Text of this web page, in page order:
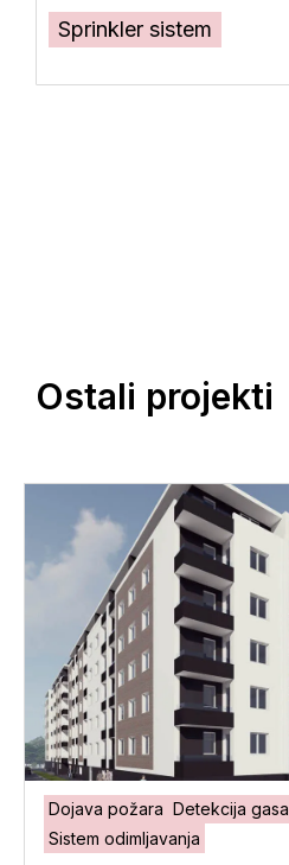
Sprinkler sistem
Ostali projekti
Dojava požara Detekcija gasa
Sistem odimljavanja